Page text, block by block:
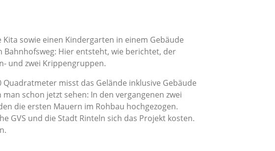
sowie einen Kindergarten in einem Gebäude
Bahnhofsweg: Hier entsteht, wie berichtet, der
und zwei Krippengruppen.
misst das Gelände inklusive Gebäude
schon jetzt sehen: In den vergangenen zwei
die ersten Mauern im Rohbau hochgezogen.
GVS und die Stadt Rinteln sich das Projekt kosten.